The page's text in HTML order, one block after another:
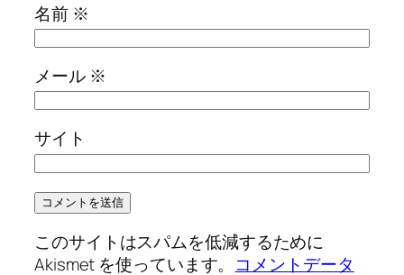
名前 ※
メール ※
サイト
このサイトはスパムを低減するために
Akismet を使っています。 コメントデータ